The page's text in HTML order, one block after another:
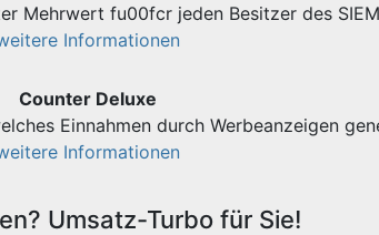
Mehrwert fu00fcr jeden Besitzer des
Informationen
Counter Deluxe
Einnahmen durch Werbeanzeigen
Informationen
Umsatz-Turbo für Sie!